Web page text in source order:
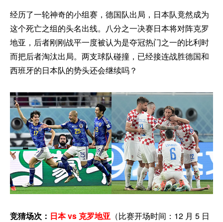
经历了一轮神奇的小组赛，德国队出局，日本队竟然成为
这个死亡之组的头名出线。八分之一决赛日本将对阵克罗
地亚，后者刚刚战平一度被认为是夺冠热门之一的比利时
而把后者淘汰出局。两支球队碰撞，已经接连战胜德国和
西班牙的日本队的势头还会继续吗？
竞猜场次： 日本 vs 克罗地亚 （比赛开场时间：12 月 5 日